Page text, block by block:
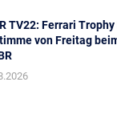
TV22: Ferrari
von Freitag